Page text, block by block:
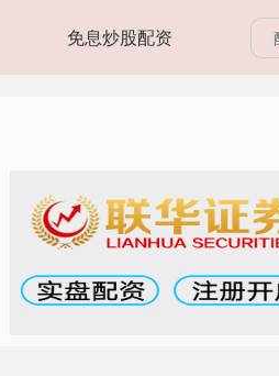
免息炒股配资